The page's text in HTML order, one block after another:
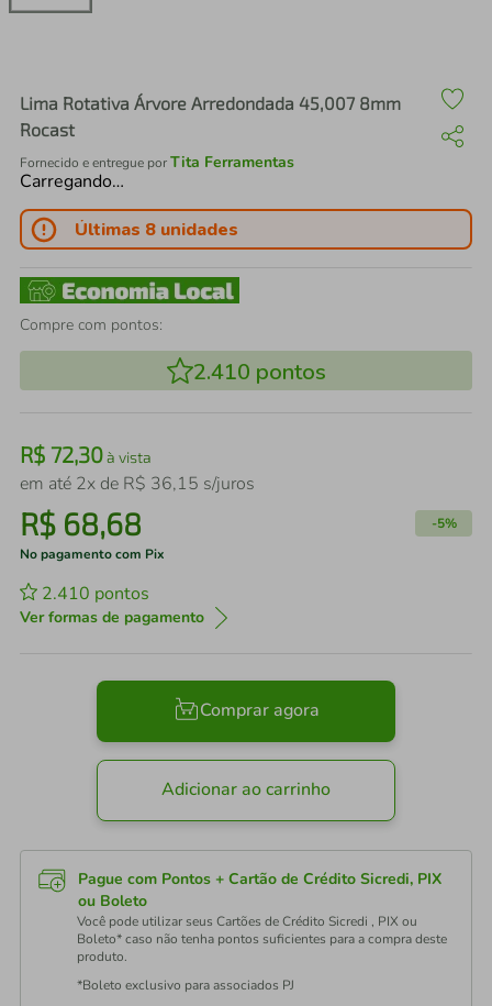
Lima Rotativa Árvore Arredondada 45,007 8mm
Rocast
Fornecido e entregue porTita Ferramentas
Carregando…
Últimas 8 unidades
Compre com pontos:
2.410 pontos
R$ 72,30à vista
em até 2x de R$ 36,15 s/juros
R$ 68,68 -5%
No pagamento com Pix
2.410 pontos
Ver formas de pagamento
Comprar agora
Adicionar ao carrinho
Pague com Pontos + Cartão de Crédito Sicredi, PIX
ou Boleto
Você pode utilizar seus Cartões de Crédito Sicredi , PIX ou
Boleto* caso não tenha pontos suficientes para a compra deste
produto.
*Boleto exclusivo para associados PJ